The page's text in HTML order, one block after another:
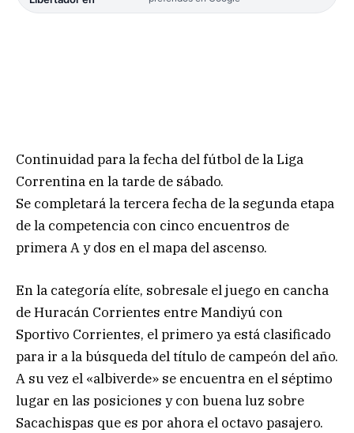
Continuidad para la fecha del fútbol de la Liga
Correntina en la tarde de sábado.
Se completará la tercera fecha de la segunda etapa
de la competencia con cinco encuentros de
primera A y dos en el mapa del ascenso.
En la categoría elíte, sobresale el juego en cancha
de Huracán Corrientes entre Mandiyú con
Sportivo Corrientes, el primero ya está clasificado
para ir a la búsqueda del título de campeón del año.
A su vez el «albiverde» se encuentra en el séptimo
lugar en las posiciones y con buena luz sobre
Sacachispas que es por ahora el octavo pasajero.